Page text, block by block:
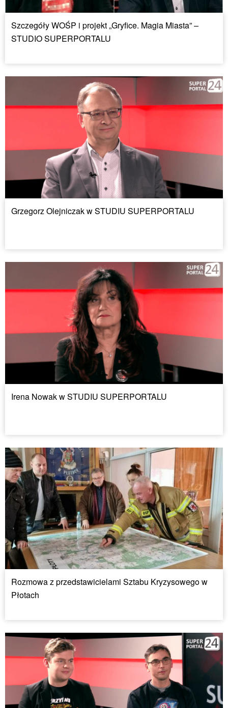
Szczegóły WOŚP i projekt „Gryfice. Magia Miasta” –
STUDIO SUPERPORTALU
Grzegorz Olejniczak w STUDIU SUPERPORTALU
Irena Nowak w STUDIU SUPERPORTALU
Rozmowa z przedstawicielami Sztabu Kryzysowego w
Płotach